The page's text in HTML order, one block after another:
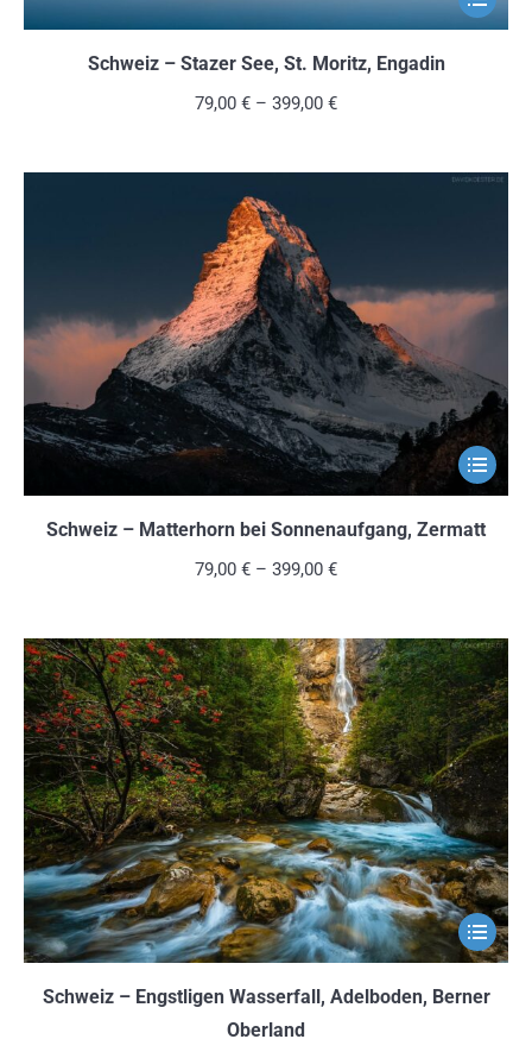
Produkt
auf
der
gewählt
werden
Schweiz – Stazer See, St. Moritz, Engadin
79,00 € – 399,00 €
Dieses
Produkt
weist
Die
Optionen
können
auf
der
gewählt
werden
Schweiz – Matterhorn bei Sonnenaufgang, Zermatt
79,00 € – 399,00 €
Dieses
Produkt
weist
Schweiz – Engstligen Wasserfall, Adelboden, Berner
Oberland